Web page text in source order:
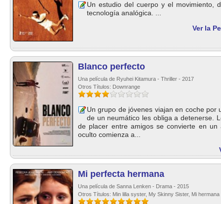
Un estudio del cuerpo y el movimiento,
tecnología analógica. ...
Ver la
Blanco perfecto
Una película de Ryuhei Kitamura - Thriller - 2017
Otros Títulos: Downrange
Un grupo de jóvenes viajan en coche por
de un neumático les obliga a detenerse.
de placer entre amigos se convierte en un
oculto comienza a...
Mi perfecta hermana
Una película de Sanna Lenken - Drama - 2015
Otros Títulos: Min lilla syster, My Skinny Sister, Mi hermana